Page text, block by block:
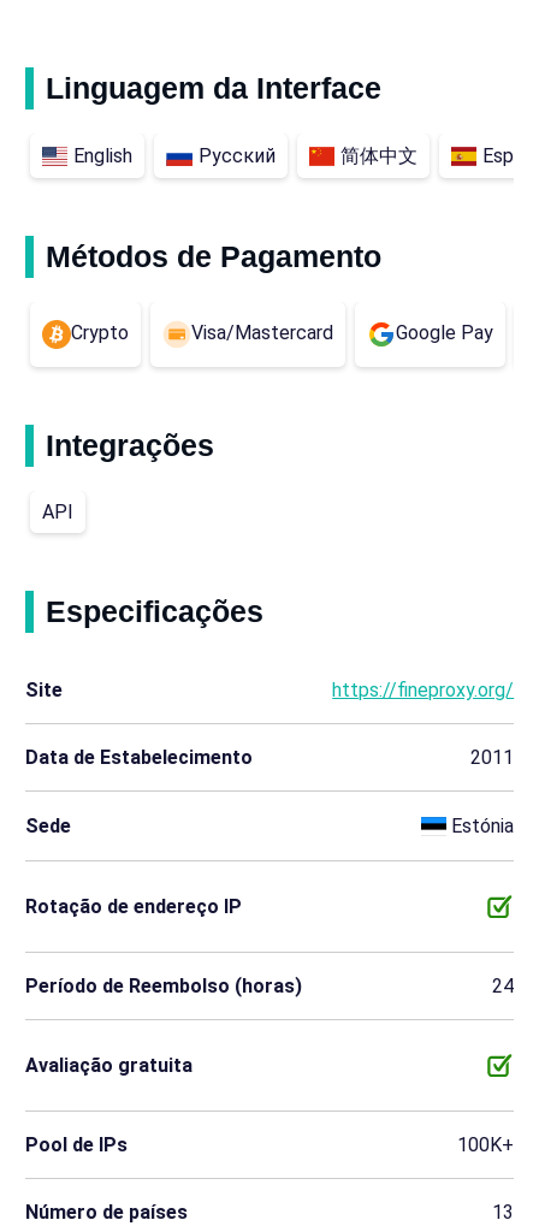
Linguagem da Interface
English Русский 简体中文
Métodos de Pagamento
Crypto Visa/Mastercard Google Pay
Integrações
API
Especificações
Site https://fineproxy.org/
Data de Estabelecimento 2011
Sede Estónia
Rotação de endereço IP
Período de Reembolso (horas) 24
Avaliação gratuita
Pool de IPs 100K+
Número de países 13